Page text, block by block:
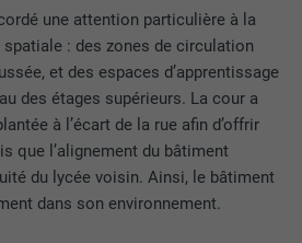
une attention particulière à la
spatiale : des zones de circulation
et des espaces d’apprentissage
des étages supérieurs. La cour a
à l’écart de la rue afin d’offrir
que l’alignement du bâtiment
du lycée voisin. Ainsi, le bâtiment
dans son environnement.